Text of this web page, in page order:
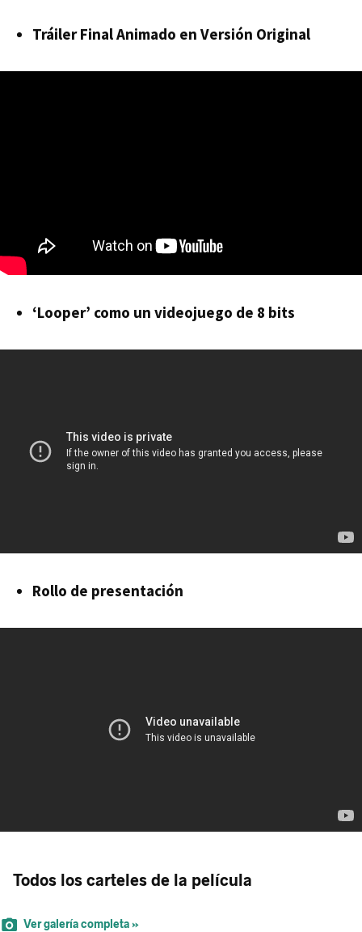
Tráiler Final Animado en Versión Original
‘Looper’ como un videojuego de 8 bits
Rollo de presentación
Todos los carteles de la película
Ver galería completa »